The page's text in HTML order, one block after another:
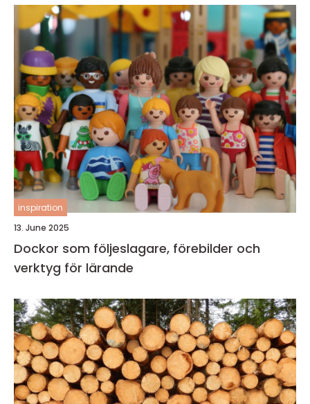
inspiration
13. June 2025
Dockor som följeslagare, förebilder och
verktyg för lärande